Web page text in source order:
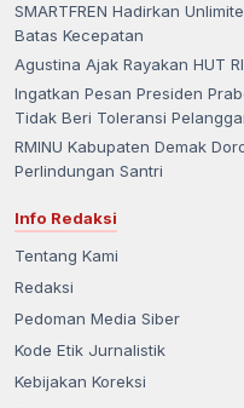
SMARTFREN Hadirkan
Batas Kecepatan
Agustina Ajak Rayakan HUT
Ingatkan Pesan Presiden
Tidak Beri Toleransi
RMINU Kabupaten Demak
Perlindungan Santri
Info Redaksi
Tentang Kami
Redaksi
Pedoman Media Siber
Kode Etik Jurnalistik
Kebijakan Koreksi